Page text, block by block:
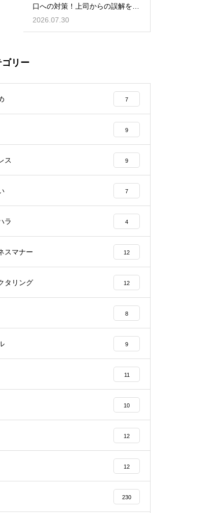
口への対策！上司からの誤解を解
いて自分の身の潔白を証明する手
順
2026.07.30
ゴリー
7
9
ス 9
7
ラ 4
スマナー 12
タリング 12
8
9
11
10
12
12
230